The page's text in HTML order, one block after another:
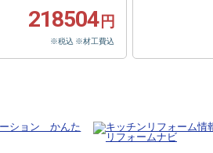
218504 円
※税込 ※材工費込